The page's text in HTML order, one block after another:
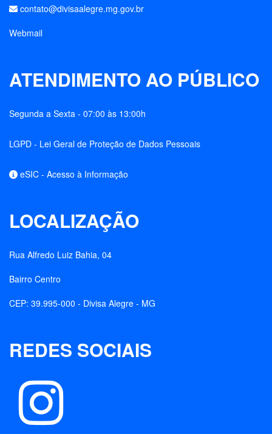
contato@divisaalegre.mg.gov.br
Webmail
ATENDIMENTO AO PÚBLICO
Segunda a Sexta - 07:00 às 13:00h
LGPD - Lei Geral de Proteção de Dados Pessoais
eSIC - Acesso à Informação
LOCALIZAÇÃO
Rua Alfredo Luiz Bahia, 04
Bairro Centro
CEP: 39.995-000 - Divisa Alegre - MG
REDES SOCIAIS